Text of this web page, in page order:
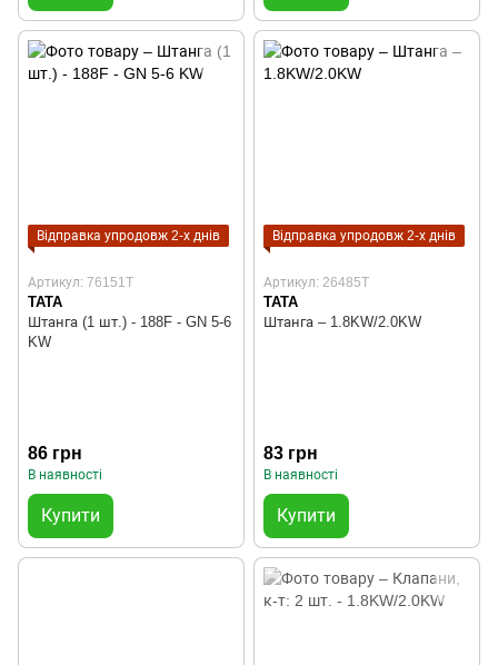
Відправка упродовж 2-х днів
Артикул: 76151T
TATA
Штанга (1 шт.) - 188F - GN 5-6
KW
86 грн
В наявності
Купити
Відправка упродовж 2-х днів
Артикул: 26485T
TATA
Штанга – 1.8KW/2.0KW
83 грн
В наявності
Купити